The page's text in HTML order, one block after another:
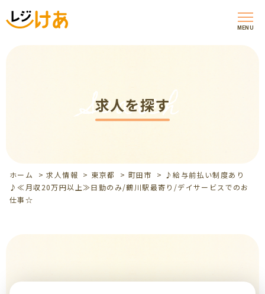
MENU
求人を探す
Search
ホーム >求人情報 > 東京都 > 町田市 > ♪給与前払い制度あり
♪≪月収20万円以上≫日勤のみ/鶴川駅最寄り/デイサービスでのお
仕事☆